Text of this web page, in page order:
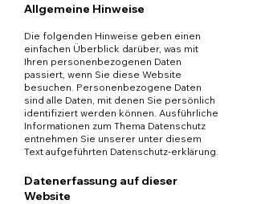
Allgemeine Hinweise
Die folgenden Hinweise geben einen
einfachen Überblick darüber, was mit
Ihren personenbezogenen Daten
passiert, wenn Sie diese Website
besuchen. Personenbezogene Daten
sind alle Daten, mit denen Sie persönlich
identifiziert werden können. Ausführliche
Informationen zum Thema Datenschutz
entnehmen Sie unserer unter diesem
Text aufgeführten Datenschutz-erklärung.
Datenerfassung auf dieser
Website